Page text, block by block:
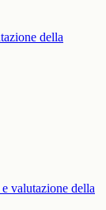
della
valutazione della